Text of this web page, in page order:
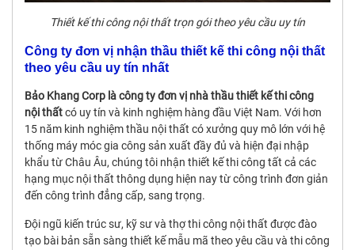
Thiết kế thi công nội thất trọn gói theo yêu cầu uy tín
Công ty đơn vị nhận thầu thiết kế thi công nội thất
theo yêu cầu uy tín nhất
Bảo Khang Corp là công ty đơn vị nhà thầu thiết kế thi công
nội thấtcó uy tín và kinh nghiệm hàng đầu Việt Nam. Với hơn
15 năm kinh nghiệm thầu nội thất có xưởng quy mô lớn với hệ
thống máy móc gia công sản xuất đầy đủ và hiện đại nhập
khẩu từ Châu Âu, chúng tôi nhận thiết kế thi công tất cả các
hạng mục nội thất thông dụng hiện nay từ công trình đơn giản
đến công trình đẳng cấp, sang trọng.
Đội ngũ kiến trúc sư, kỹ sư và thợ thi công nội thất được đào
tạo bài bản sẵn sàng thiết kế mẫu mã theo yêu cầu và thi công